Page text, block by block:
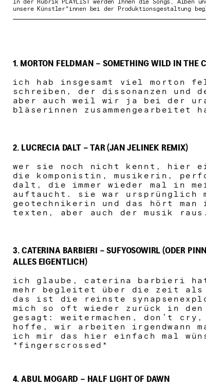
In der Rubrik PLAYLIST werden Ihnen die Songs, Alben
unsere Künstler*innen bei der Produktionsgestaltung
1. MORTON FELDMAN – SOMETHING WILD IN THE
ich hab insgesamt viel morton
schreiben, der dissonanzen und
aber auch weil wir ja bei der
bläserinnen zusammengearbeitet
2. LUCRECIA DALT – TAR (JAN JELINEK REMIX)
wer sie noch nicht kennt, hier
die komponistin, musikerin,
dalt, die immer wieder mal in
auftaucht. sie war ursprünglich
geotechnikerin und das hört man
texten, aber auch der musik raus.
3. CATERINA BARBIERI – SUFYOSOWIRL (ODER
ALLES EIGENTLICH)
ich glaube, caterina barbieri hat
mehr begleitet über die zeit als
das ist die reinste
mich so oft wieder zurück in
gesagt: weitermachen, don’t
hoffe, wir arbeiten irgendwann
ich mir das hier einfach mal
*fingerscrossed*
4. ABUL MOGARD – HALF LIGHT OF DAWN